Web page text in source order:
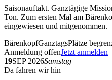
Saisonauftakt. Ganztägige
Ton. Zum ersten Mal am
eingewiesen und mitgenommen.
BärenkopfGanztagsPlätze
Anmeldung offenJetzt anmelden
19SEP 2026Samstag
Da fahren wir hin